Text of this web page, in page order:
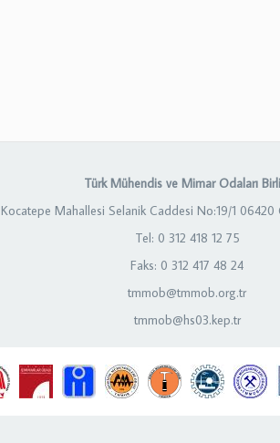
Türk Mühendis ve Mimar Odaları
Kocatepe Mahallesi Selanik Caddesi No:19/1 06420
Tel: 0 312 418 12 75
Faks: 0 312 417 48 24
tmmob@tmmob.org.tr
tmmob@hs03.kep.tr